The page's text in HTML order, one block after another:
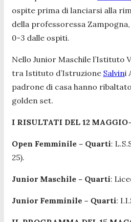
ospite prima di lanciarsi alla
della professoressa
0-3 dalle ospiti.
Nello Junior Maschile l’Istituto
tra Istituto d’Istruzione Salvini
padrone di casa hanno
golden set.
I RISULTATI DEL 12 MAGGIO-
Open Femminile – Quarti:
25).
Junior Maschile – Quarti:
Junior Femminile – Quarti: